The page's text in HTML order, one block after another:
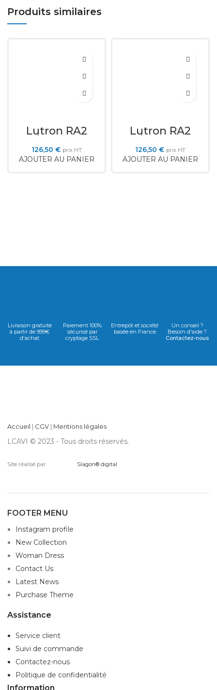
Produits similaires
Lutron RA2
Select LRF3-
OCR2B-P-WH
126,50 € prix HT
AJOUTER AU PANIER
Lutron RA2
Select LRF3-
OHLB-P-WH
126,50 € prix HT
AJOUTER AU PANIER
Livraison gratuite
à partir de 999€
d'achat
Paiement 100%
sécurisé par
cryptage SSL
Entrepôt et société
basée en France
Un conseil ?
Besoin d'aide ?
Contactez-nous
Accueil | CGV | Mentions légales
LCAVI © 2023 - Tous droits réservés.
Site réalisé par Slagon® digital
FOOTER MENU
Instagram profile
New Collection
Woman Dress
Contact Us
Latest News
Purchase Theme
Assistance
Service client
Suivi de commande
Contactez-nous
Politique de confidentialité
Information